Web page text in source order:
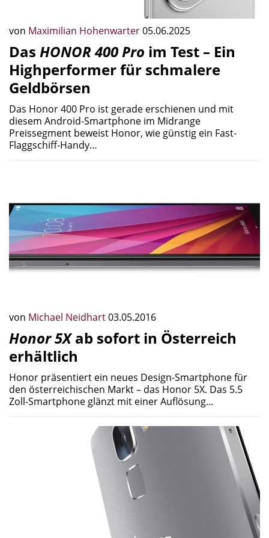
von Maximilian Hohenwarter05.06.2025
Das HONOR 400 Pro im Test – Ein
Highperformer für schmalere
Geldbörsen
Das Honor 400 Pro ist gerade erschienen und mit
diesem Android-Smartphone im Midrange
Preissegment beweist Honor, wie günstig ein Fast-
Flaggschiff-Handy…
von Michael Neidhart03.05.2016
Honor 5Xab sofort in Österreich
erhältlich
Honor präsentiert ein neues Design-Smartphone für
den österreichischen Markt – das Honor 5X. Das 5.5
Zoll-Smartphone glänzt mit einer Auflösung...